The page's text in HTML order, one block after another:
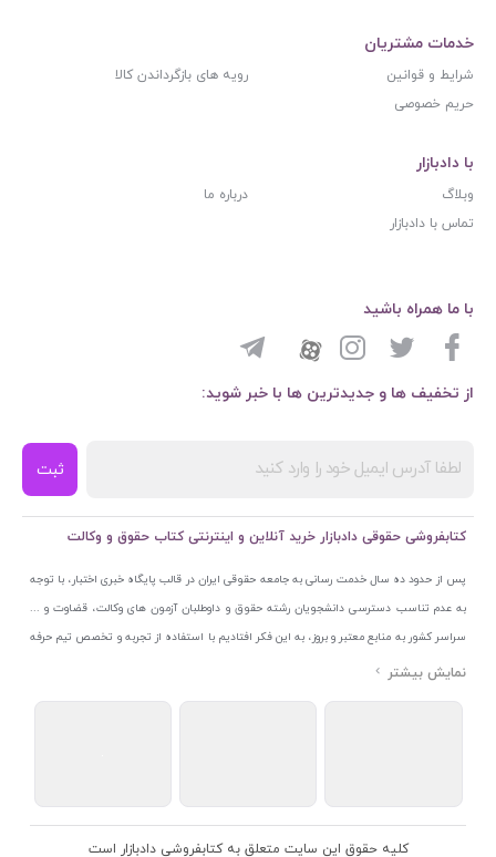
خدمات مشتریان
شرایط و قوانین
رویه های بازگرداندن کالا
حریم خصوصی
با دادبازار
وبلاگ
درباره ما
تماس با دادبازار
از تخفیف ها و جدیدترین ها با خبر شوید:
ثبت
با ما همراه باشید
کتابفروشی حقوقی دادبازار خرید آنلاین و اینترنتی کتاب حقوق و وکالت
پس از حدود ده سال خدمت رسانی به جامعه حقوقی ایران در قالب پایگاه خبری اختبار، با توجه
به عدم تناسب دسترسی دانشجویان رشته حقوق و داوطلبان آزمون های وکالت، قضاوت و ...
سراسر کشور به منابع معتبر و بروز، به این فکر افتادیم با استفاده از تجربه و تخصص تیم حرفه
ای اختبار خدمتی جدید به جامعه حقوقی ایران ارائه کنیم. به این منظور با راه اندازی و تجهیز
اتحادیه ناشران و کتابفروشان تهران به منظور ارائه مطمئن ترین خدمات مجموعه بسیار کامل و
معتبری از کتاب های حقوقی را به علاقمندان عرضه کرده ایم. علاوه بر این با بهره گیری از فناوری
کلیه حقوق این سایت متعلق به کتابفروشی دادبازار است